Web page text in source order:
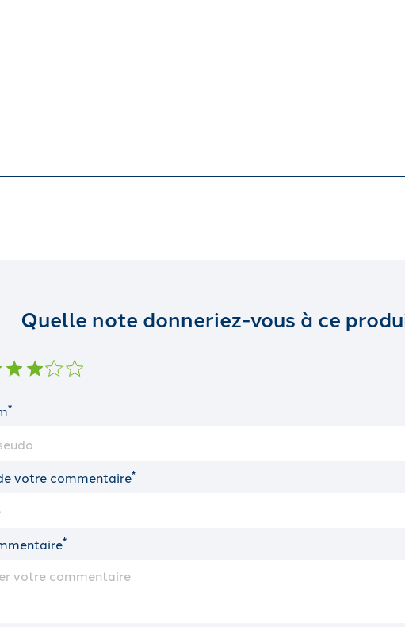
Quelle note donneriez-vous à ce
*
votre commentaire*
*